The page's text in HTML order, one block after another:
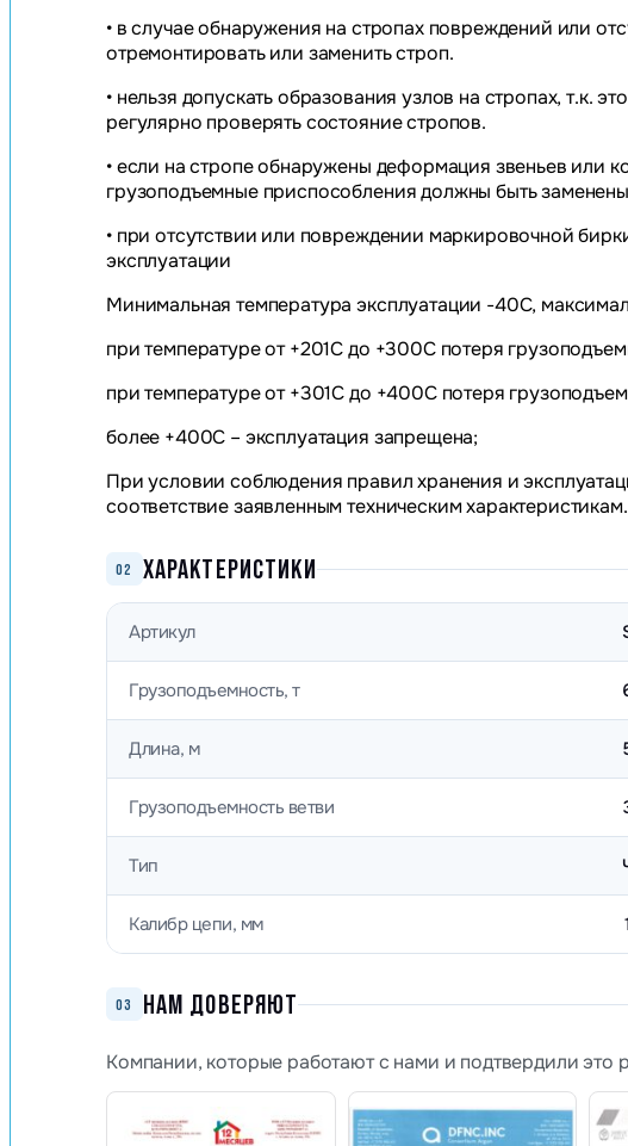
• в случае обнаружения на стропах повреждений или
отремонтировать или заменить строп.
• нельзя допускать образования узлов на стропах, т.к.
регулярно проверять состояние стропов.
• если на стропе обнаружены деформация звеньев или
грузоподъемные приспособления должны быть заменены
• при отсутствии или повреждении маркировочной
эксплуатации
Минимальная температура эксплуатации -40С,
при температуре от +201С до +300С потеря
при температуре от +301С до +400С потеря
более +400С – эксплуатация запрещена;
При условии соблюдения правил хранения и
соответствие заявленным техническим характеристикам.
02 ХАРАКТЕРИСТИКИ
Артикул
Грузоподъемность, т
Длина, м
Грузоподъемность ветви
Тип
Калибр цепи, мм
03 НАМ ДОВЕРЯЮТ
Компании, которые работают с нами и подтвердили это